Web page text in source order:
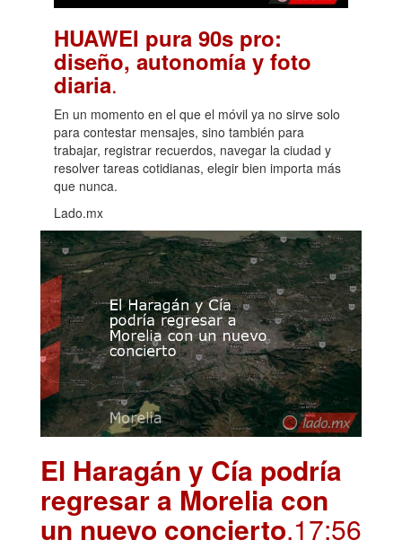
HUAWEI pura 90s pro:
diseño, autonomía y foto
diaria.
En un momento en el que el móvil ya no sirve solo
para contestar mensajes, sino también para
trabajar, registrar recuerdos, navegar la ciudad y
resolver tareas cotidianas, elegir bien importa más
que nunca.
Lado.mx
El Haragán y Cía podría
regresar a Morelia con
un nuevo concierto.17:56